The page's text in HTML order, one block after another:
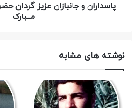
پاسداران و جانبازان عزیز گردان
مـــبارک
نوشته های مشابه